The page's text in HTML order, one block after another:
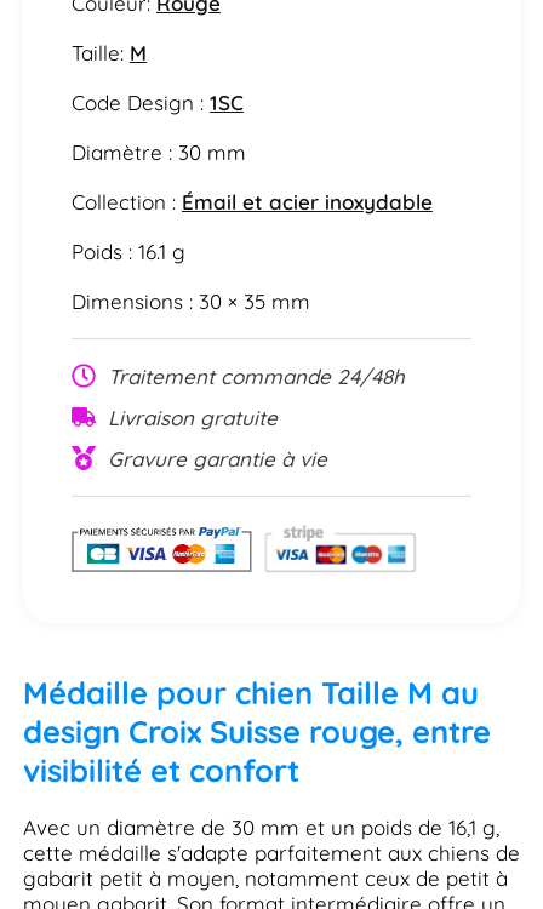
Taille: M
Code Design : 1SC
Diamètre : 30 mm
Collection : Émail et acier inoxydable
Poids : 16.1 g
Dimensions : 30 × 35 mm
Traitement commande 24/48h
Livraison gratuite
Gravure garantie à vie
Médaille pour chien Taille M au
design Croix Suisse rouge, entre
visibilité et confort
Avec un diamètre de 30 mm et un poids de 16,1 g,
cette médaille s'adapte parfaitement aux chiens de
gabarit petit à moyen, notamment ceux de petit à